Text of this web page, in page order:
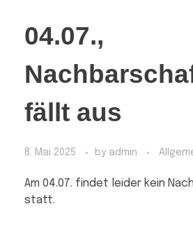
04.07.,
fällt aus
8. Mai 2025 by admin
Am 04.07. findet leider kein
statt.